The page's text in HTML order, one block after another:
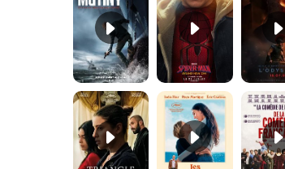
Le Triangle d'or Bande-annonce VF